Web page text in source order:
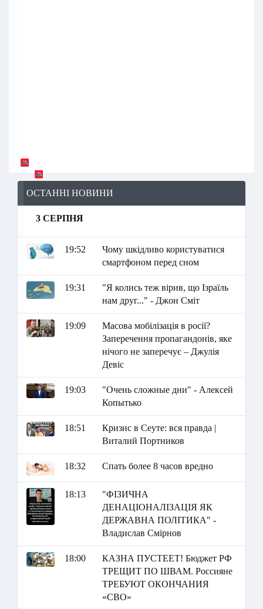
ОСТАННІ НОВИНИ
3 СЕРПНЯ
19:52
Чому шкідливо користуватися
смартфоном перед сном
19:31
"Я колись теж вірив, що Ізраїль
нам друг..." - Джон Сміт
19:09
Масова мобілізація в росії?
Заперечення пропагандонів, яке
нічого не заперечує – Джулія
Девіс
19:03
"Очень сложные дни" - Алексей
Копытько
18:51
Кризис в Сеуте: вся правда |
Виталий Портников
18:32 Спать более 8 часов вредно
18:13
"ФІЗИЧНА
ДЕНАЦІОНАЛІЗАЦІЯ ЯК
ДЕРЖАВНА ПОЛІТИКА" -
Владислав Смірнов
18:00
КАЗНА ПУСТЕЕТ! Бюджет РФ
ТРЕЩИТ ПО ШВАМ. Россияне
ТРЕБУЮТ ОКОНЧАНИЯ
«СВО»